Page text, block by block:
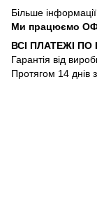
Більше
Ми працюємо
ВСІ ПЛАТЕЖІ
Гарантія від
Протягом 14 днів